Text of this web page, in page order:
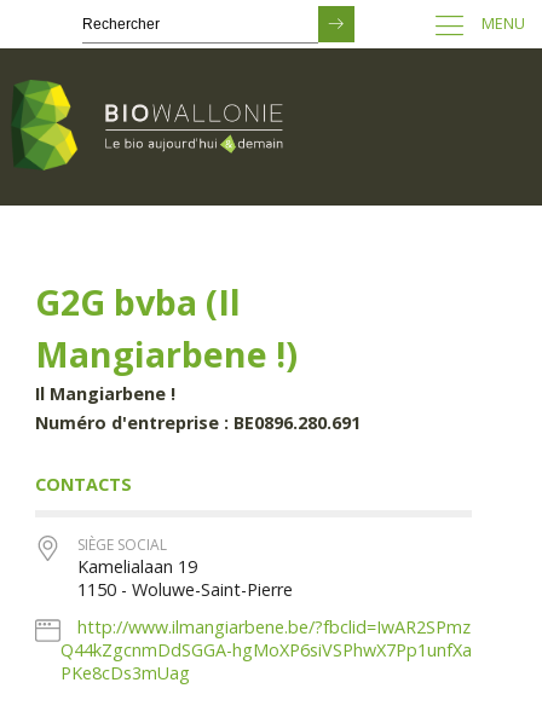
principal
MENU
G2G bvba (Il
Mangiarbene !)
Il Mangiarbene !
Numéro d'entreprise : BE0896.280.691
CONTACTS
SIÈGE SOCIAL
Kamelialaan 19
1150 - Woluwe-Saint-Pierre
http://www.ilmangiarbene.be/?fbclid=IwAR2SPmz
Q44kZgcnmDdSGGA-hgMoXP6siVSPhwX7Pp1unfXa
PKe8cDs3mUag